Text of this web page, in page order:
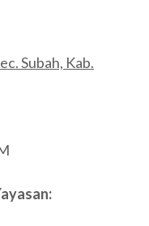
Subah, Kab.